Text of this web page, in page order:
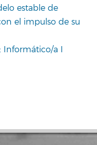
estable de
el impulso de su
Informático/a I